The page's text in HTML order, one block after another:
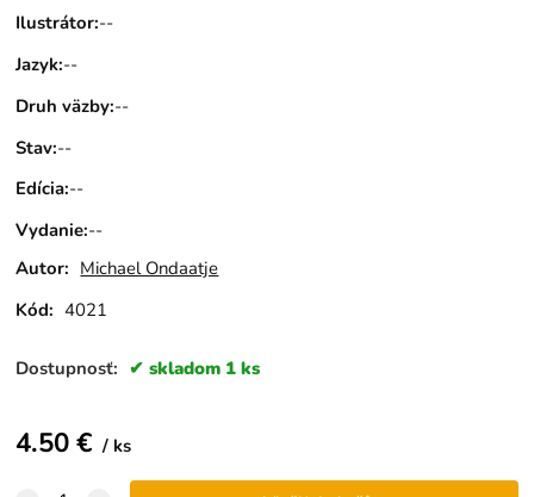
Ilustrátor:--
Jazyk:--
Druh väzby:--
Stav:--
Edícia:--
Vydanie:--
Autor: Michael Ondaatje
Kód: 4021
Dostupnosť: skladom 1 ks
4.50€ ks